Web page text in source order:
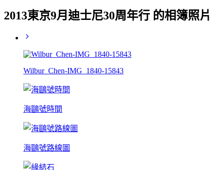
2013東京9月迪士尼30周年行 的相簿照片
Wilbur_Chen-IMG_1840-15843
海鷗號時間
海鷗號路線圖